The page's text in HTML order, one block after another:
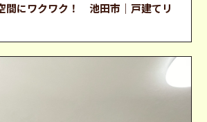
間にワクワク！ 池田市｜戸建てリ